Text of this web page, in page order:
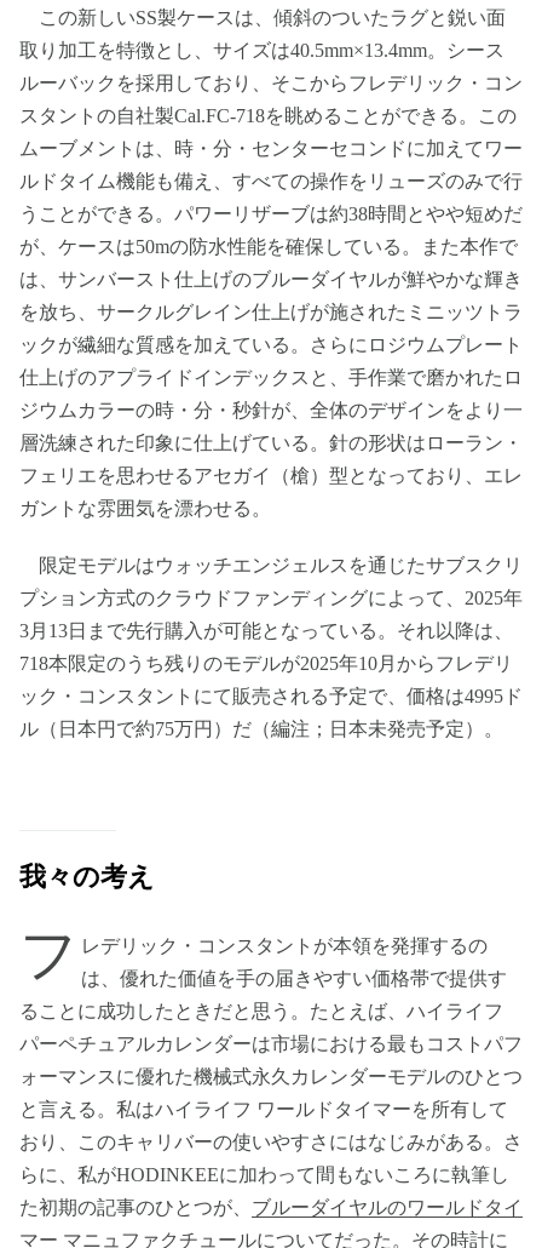
この新しいSS製ケースは、傾斜のついたラグと鋭い面
取り加工を特徴とし、サイズは40.5mm×13.4mm。シース
ルーバックを採用しており、そこからフレデリック・コン
スタントの自社製Cal.FC-718を眺めることができる。この
ムーブメントは、時・分・センターセコンドに加えてワー
ルドタイム機能も備え、すべての操作をリューズのみで行
うことができる。パワーリザーブは約38時間とやや短めだ
が、ケースは50mの防水性能を確保している。また本作で
は、サンバースト仕上げのブルーダイヤルが鮮やかな輝き
を放ち、サークルグレイン仕上げが施されたミニッツトラ
ックが繊細な質感を加えている。さらにロジウムプレート
仕上げのアプライドインデックスと、手作業で磨かれたロ
ジウムカラーの時・分・秒針が、全体のデザインをより一
層洗練された印象に仕上げている。針の形状はローラン・
フェリエを思わせるアセガイ（槍）型となっており、エレ
ガントな雰囲気を漂わせる。
限定モデルはウォッチエンジェルスを通じたサブスクリ
プション方式のクラウドファンディングによって、2025年
3月13日まで先行購入が可能となっている。それ以降は、
718本限定のうち残りのモデルが2025年10月からフレデリ
ック・コンスタントにて販売される予定で、価格は4995ド
ル（日本円で約75万円）だ（編注；日本未発売予定）。
我々の考え
フ
レデリック・コンスタントが本領を発揮するの
は、優れた価値を手の届きやすい価格帯で提供す
ることに成功したときだと思う。たとえば、ハイライフ
パーペチュアルカレンダーは市場における最もコストパフ
ォーマンスに優れた機械式永久カレンダーモデルのひとつ
と言える。私はハイライフ ワールドタイマーを所有して
おり、このキャリバーの使いやすさにはなじみがある。さ
らに、私がHODINKEEに加わって間もないころに執筆し
た初期の記事のひとつが、 ブルーダイヤルのワールドタイ
マー マニュファクチュールについてだった。その時計に